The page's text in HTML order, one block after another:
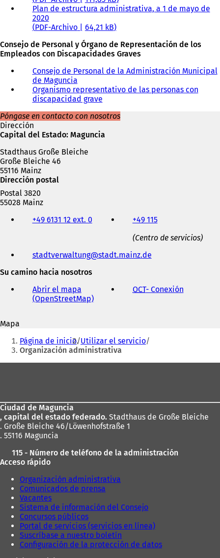
Plan de estructura administrativa, a 1 de mayo de
2020
PDF-Archivo
64,21 kB
Consejo de Personal y Órgano de Representación de los
Empleados con Discapacidades Graves
Consejo de Personal de la Administración Municipal
de Maguncia
Organismo representativo de las personas con
discapacidad grave
Póngase en contacto con nosotros
Dirección
Capital del Estado: Maguncia
Stadthaus Große Bleiche
Große Bleiche 46
55116 Mainz
Dirección postal
Postal 3820
55028 Mainz
correo
electrónico
+49 6131 12 ext. 0
+49 115
(Centro de servicios)
stadtverwaltung
stadt.mainz de
Su camino hacia nosotros
Abrir el mapa
(OpenStreetMap)(
b
r
e
e
a
u
e
p
s
t
a
ñ
a
)
OCT- Conexión
n
n
e
Mapa
Estás
aquí:
Página de inicio Utilizar el servicio
Organización administrativa
pies
Ciudad de Maguncia
, capital del estado federado. Stadthaus de Große Bleiche
. Große Bleiche 46/Löwenhofstraße 1
. 55116 Maguncia
115 - Número de teléfono de la administración
Acceso rápido
Organización administrativa
Comunicados de prensa
Vacantes
Sistema de información del Consejo
Concursos públicos
Portal de servicios (servicios en línea)
Suscríbase a nuestro boletín
Configuración de la protección de datos